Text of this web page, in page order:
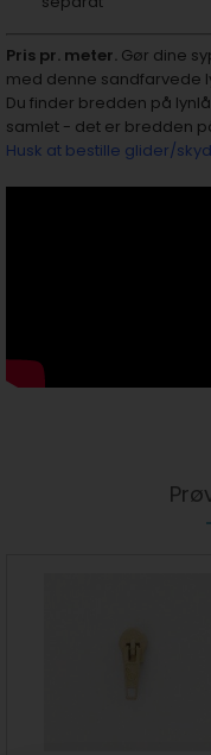
Pris pr. meter. Gør dine
med denne sandfarvede
Du finder bredden på
samlet - det er bredden
Husk at bestille glider/